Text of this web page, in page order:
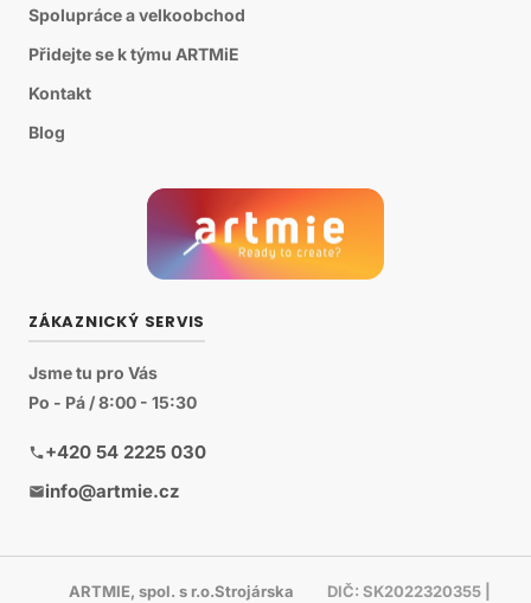
Spolupráce a velkoobchod
Přidejte se k týmu ARTMiE
Kontakt
Blog
ZÁKAZNICKÝ SERVIS
Jsme tu pro Vás
Po - Pá / 8:00 - 15:30
+420 54 2225 030
info@artmie.cz
ARTMIE, spol. s r.o.Strojárska
DIČ: SK2022320355 |